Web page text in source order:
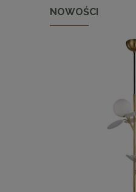
NOWOŚCI